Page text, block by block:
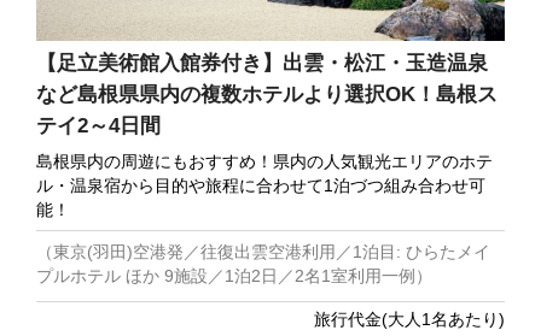
【足立美術館入館券付き】出雲・松江・玉造温泉
など島根県県内の複数ホテルより選択OK！島根ス
テイ2～4日間
島根県内の周遊にもおすすめ！県内の人気観光エリアのホテ
ル・温泉宿から目的や旅程に合わせて1泊づつ組み合わせ可
能！
（東京(羽田)空港発／往復出雲空港利用／1泊目: ひらたメイ
プルホテル ほか 9施設／1泊2日／2名1室利用一例）